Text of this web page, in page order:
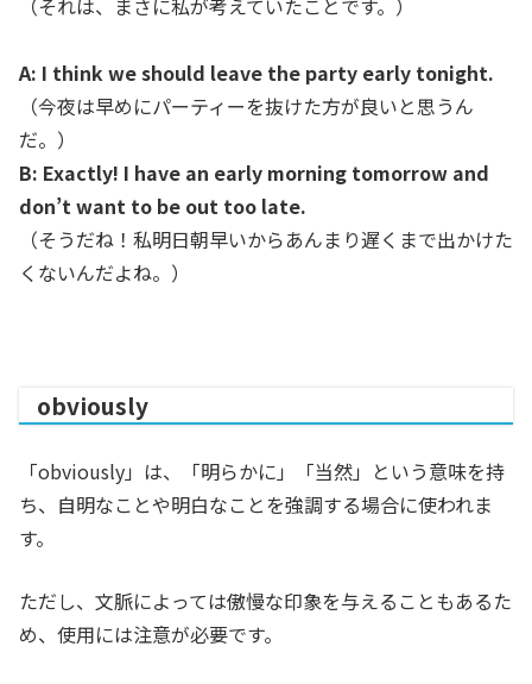
（それは、まさに私が考えていたことです。）
A: I think we should leave the party early tonight.
（今夜は早めにパーティーを抜けた方が良いと思うん
だ。）
B: Exactly! I have an early morning tomorrow and
don’t want to be out too late.
（そうだね！私明日朝早いからあんまり遅くまで出かけた
くないんだよね。）
obviously
「obviously」は、「明らかに」「当然」という意味を持
ち、自明なことや明白なことを強調する場合に使われま
す。
ただし、文脈によっては傲慢な印象を与えることもあるた
め、使用には注意が必要です。